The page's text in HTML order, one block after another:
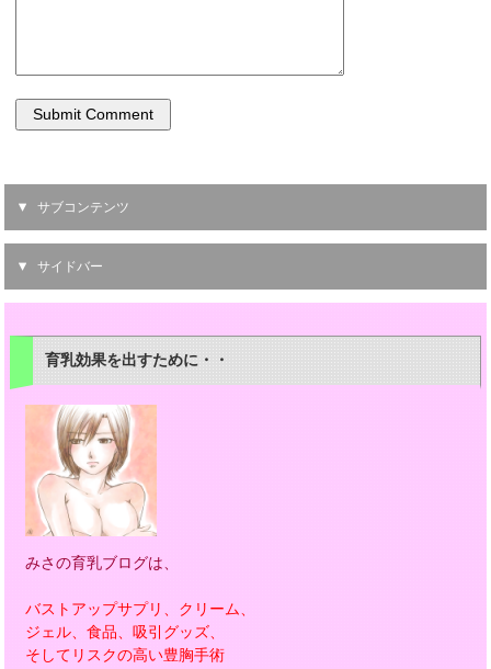
サブコンテンツ
サイドバー
育乳効果を出すために・・
みさの育乳ブログは、
バストアップサプリ、クリーム、
ジェル、食品、吸引グッズ、
そしてリスクの高い豊胸手術